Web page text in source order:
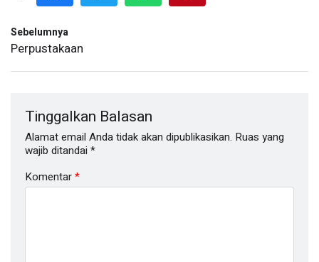
Sebelumnya
Perpustakaan
Tinggalkan Balasan
Alamat email Anda tidak akan dipublikasikan. Ruas yang
wajib ditandai *
Komentar*